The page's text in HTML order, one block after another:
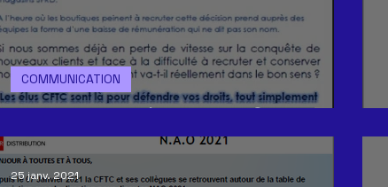
Augmentation chez SFR
COMMUNICATION
25 janv. 2021